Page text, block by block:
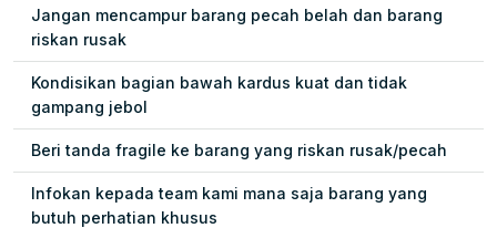
Jangan mencampur barang pecah belah dan barang
riskan rusak
Kondisikan bagian bawah kardus kuat dan tidak
gampang jebol
Beri tanda fragile ke barang yang riskan rusak/pecah
Infokan kepada team kami mana saja barang yang
butuh perhatian khusus